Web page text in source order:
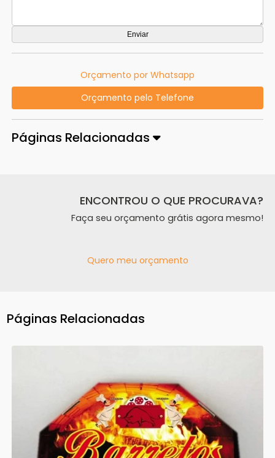
Orçamento por Whatsapp
Orçamento pelo Telefone
Páginas Relacionadas
ENCONTROU O QUE PROCURAVA?
Faça seu orçamento grátis agora mesmo!
Quero meu orçamento
Páginas Relacionadas